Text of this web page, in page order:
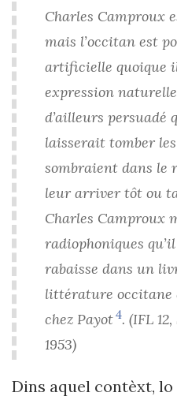
Charles Camproux
mais l’occitan est
artificielle quoique il
expression
d’ailleurs persuadé
laisserait tomber
sombraient dans le
leur arriver tôt ou
Charles Camproux
radiophoniques
rabaisse dans un
littérature occitane
chez Payot4. (IFL
1953)
Dins aquel contèxt,